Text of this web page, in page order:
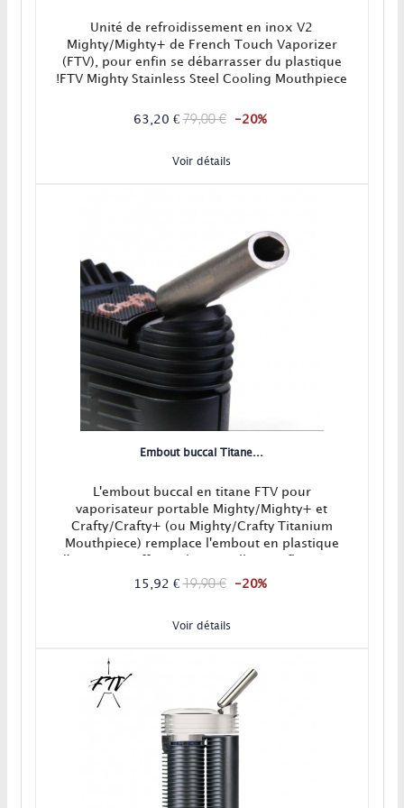
Unité de refroidissement en inox V2
Mighty/Mighty+ de French Touch Vaporizer
(FTV), pour enfin se débarrasser du plastique
!FTV Mighty Stainless Steel Cooling Mouthpiece
Mighty. Parfaitement sain et incassable, il
Titane...
63,20 €79,00 € -20%
Voir détails
Embout buccal Titane...
L'embout buccal en titane FTV pour
vaporisateur portable Mighty/Mighty+ et
Crafty/Crafty+ (ou Mighty/Crafty Titanium
Mouthpiece) remplace l'embout en plastique
vapeur plus savoureuse, propre et saine grâce à
15,92 €19,90 € -20%
Voir détails